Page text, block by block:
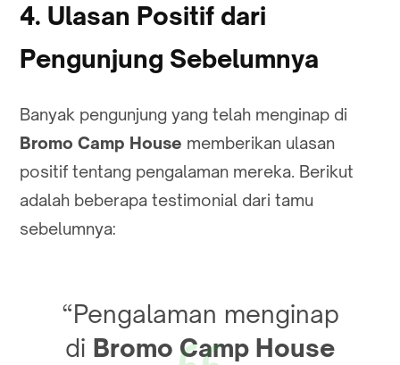
4. Ulasan Positif dari
Pengunjung Sebelumnya
Banyak pengunjung yang telah menginap di
Bromo Camp House memberikan ulasan
positif tentang pengalaman mereka. Berikut
adalah beberapa testimonial dari tamu
sebelumnya:
“Pengalaman menginap
di Bromo Camp House